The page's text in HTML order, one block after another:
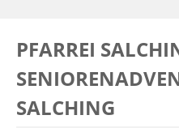
PFARREI
SALCHING